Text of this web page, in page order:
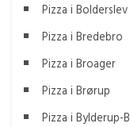
Pizza i Bolderslev
Pizza i Bredebro
Pizza i Broager
Pizza i Brørup
Pizza i Bylderup-